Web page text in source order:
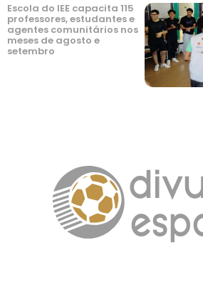
Escola do IEE capacita 115
professores, estudantes e
agentes comunitários nos
meses de agosto e
setembro